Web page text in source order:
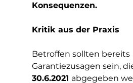
Konsequenzen.
Kritik aus der Praxis
Betroffen sollten bereits
Garantiezusagen sein,
30.6.2021 abgegeben